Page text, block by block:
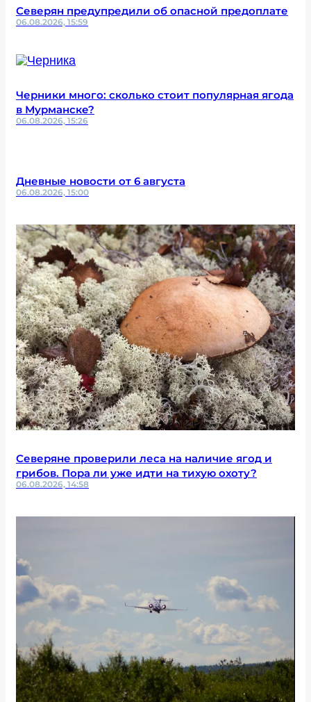
Северян предупредили об опасной предоплате
06.08.2026, 15:59
Черники много: сколько стоит популярная ягода
в Мурманске?
06.08.2026, 15:26
Дневные новости от 6 августа
06.08.2026, 15:00
Северяне проверили леса на наличие ягод и
грибов. Пора ли уже идти на тихую охоту?
06.08.2026, 14:58